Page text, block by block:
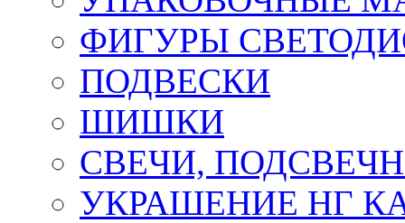
ФИГУРЫ
ПОДВЕСКИ
ШИШКИ
СВЕЧИ,
УКРАШЕНИЕ НГ